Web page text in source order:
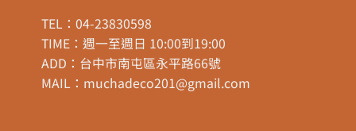
TEL：04-23830598
TIME：週一至週日 10:00到19:00
ADD： 台中市南屯區永平路66號
MAIL： muchadeco201@gmail.com